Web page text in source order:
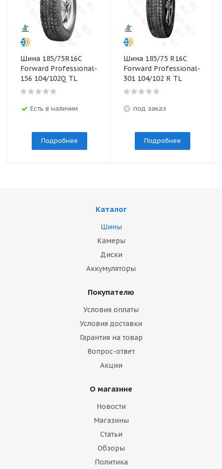
Шина 185/75R16С
Forward Professional-
156 104/102Q TL
Есть в наличии
Подробнее
Шина 185/75 R16С
Forward Professional-
301 104/102 R TL
под заказ
Подробнее
Каталог
Шины
Камеры
Диски
Аккумуляторы
Покупателю
Условия оплаты
Условия доставки
Гарантия на товар
Вопрос-ответ
Акции
О магазине
Новости
Магазины
Статьи
Обзоры
Политика